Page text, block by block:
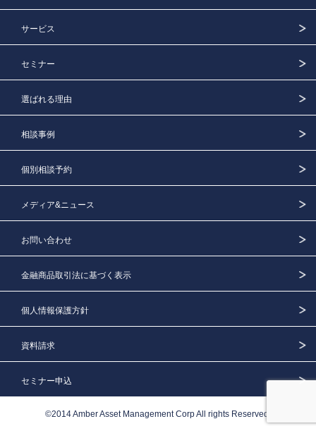
サービス
セミナー
選ばれる理由
相談事例
個別相談予約
メディア&ニュース
お問い合わせ
金融商品取引法に基づく表示
個人情報保護方針
資料請求
セミナー申込
©2014 Amber Asset Management Corp All rights Reserved.